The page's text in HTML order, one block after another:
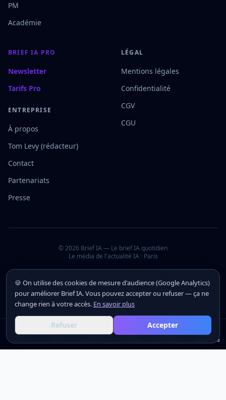
🍪 On utilise des cookies de mesure d'audience (Google Analytics)
pour améliorer Brief IA. Vous pouvez accepter ou refuser — ça ne
change rien à votre accès. En savoir plus
Refuser Accepter
PM
Académie
BRIEF IA PRO
Newsletter
Tarifs Pro
ENTREPRISE
À propos
Tom Levy (rédacteur)
Contact
Partenariats
Presse
LÉGAL
Mentions légales
Confidentialité
CGV
CGU
©2026 Brief IA — Le brief IA quotidien
Le média de l'actualité IA · Paris
S'inscrire
S'inscrire